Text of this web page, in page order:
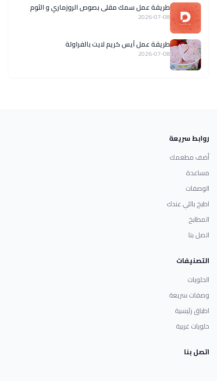
طريقة عمل سمك مقلى بصوص الروزماري و الثوم
2026-07-08
طريقة عمل آيس كريم لايت بالفراولة
2026-07-08
روابط سريعة
أضف مطعمك
مساعدة
الوصفات
اطبخ باللي عندك
المطابخ
اتصل بنا
التصنيفات
الحلويات
وصفات سريعة
اطباق رئيسية
حلويات غربية
اتصل بنا